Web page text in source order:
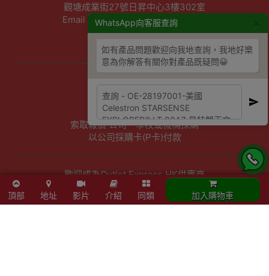
WhatsApp向客服查詢
如有產品問題歡迎向我地查詢，我地好樂
意為你解答有關你對產品既疑問😀
頂部 地址 影片 介紹 同類 加入購物車
觀塘成業街27號日昇中心3樓302室
Email :info@outletexpress.com.hk
查詢熱線 :3956 8117
WhatsApp :53694990
商店資訊
聯絡我們
關於我們
索取報價 公司、學校或機構採購
以公司採購卡(P卡)付款
歡迎成為Outlet Express HK供應商